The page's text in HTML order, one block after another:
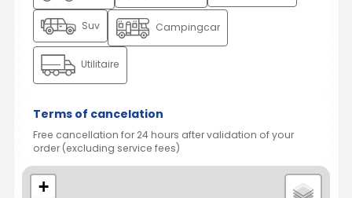
Suv Campingcar
Utilitaire
Terms of cancelation
Free cancellation for 24 hours after validation of your
order (excluding service fees)
+